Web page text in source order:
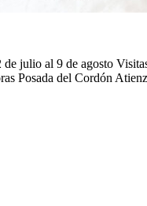
julio al 9 de agosto
Posada del Cordón